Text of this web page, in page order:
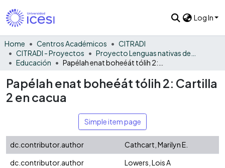
Log In
Home Centros Académicos
CITRADI
CITRADI - Proyectos
Educación
Papélah enat boheéát tólih 2: Cartilla
2 en cacua
Simple item page
dc.contributor.author
Cathcart, Marilyn E.
dc.contributor.author
Lowers, Lois A